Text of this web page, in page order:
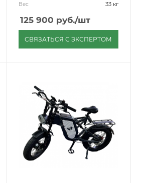
Вес 33 кг
125 900 руб./шт
СВЯЗАТЬСЯ С ЭКСПЕРТОМ